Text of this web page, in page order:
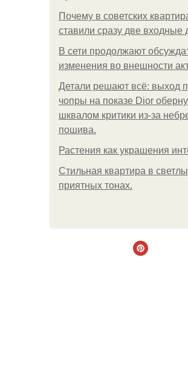
Почему в советских
ставили сразу две входные
В сети продолжают
изменения во внешности
Детали решают всё: выход
чопры на показе Dior
шквалом критики из-за
пошива.
Растения как украшения
Стильная квартира в
приятных тонах.